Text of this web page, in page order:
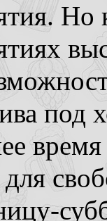
Но
под
время
для